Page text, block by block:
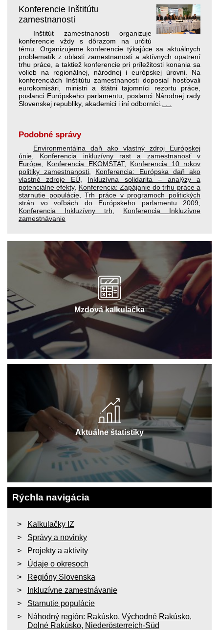
Konferencie Inštitútu
zamestnanosti
Inštitút zamestnanosti organizuje
konferencie vždy s dôrazom na určitú
tému. Organizujeme konferencie týkajúce sa aktuálnych
problematík z oblasti zamestnanosti a aktívnych opatrení
trhu práce, a taktiež konferencie pri príležitosti konania sa
volieb na regionálnej, národnej i európskej úrovni. Na
konferenciách Inštitútu zamestnanosti doposiaľ hosťovali
eurokomisári, ministri a štátni tajomníci rezortu práce,
poslanci Európskeho parlamentu, poslanci Národnej rady
Slovenskej republiky, akademici i iní odborníci.
Podobné správy
Environmentálna daň ako vlastný zdroj Európskej
únie
Konferencia inkluzívny rast a zamestnanosť v
Európe
Konferencia EKOMSTAT, Konferencia 10 rokov
politiky zamestnanosti
Konferencia: Európska daň ako
vlastné zdroje EÚ
Inkluzívna solidarita – analýzy a
potenciálne efekty, Konferencia: Zapájanie do trhu práce a
starnutie populácie,Trh práce v programoch politických
strán vo voľbách do Európskeho parlamentu 2009
Konferencia Inkluzívny trh
Konferencia Inkluzívne
zamestnávanie
Mzdová kalkulačka
Aktuálne štatistiky
Rýchla navigácia
Kalkulačky IZ
Správy a novinky
Projekty a aktivity
Údaje o okresoch
Regióny Slovenska
Inkluzívne zamestnávanie
Starnutie populácie
Náhodný región: Rakúsko, Východné Rakúsko,
Dolné Rakúsko, Niederösterreich-Süd